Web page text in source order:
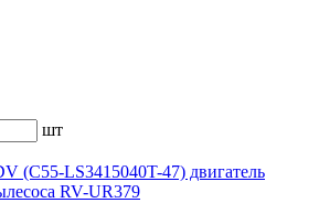
шт
(C55-LS3415040T-47) двигатель
RV-UR379